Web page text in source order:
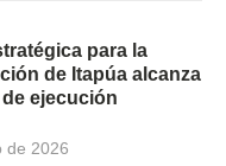
para la
de Itapúa alcanza
de ejecución
de 2026